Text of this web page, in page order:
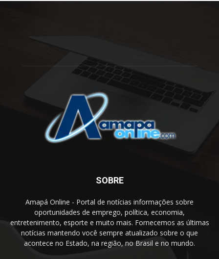
SOBRE
Amapá Online - Portal de notícias informações sobre
oportunidades de emprego, política, economia,
entretenimento, esporte e muito mais. Fornecemos as últimas
notícias mantendo você sempre atualizado sobre o que
acontece no Estado, na região, no Brasil e no mundo.